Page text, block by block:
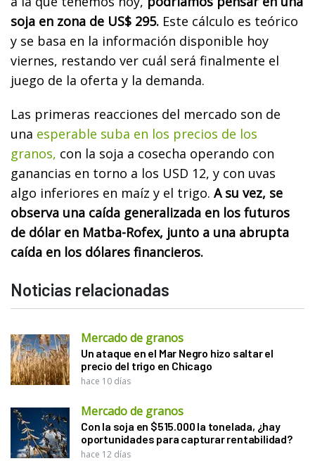
soja en zona de US$ 295. Este cálculo es teórico
y se basa en la información disponible hoy
viernes, restando ver cuál será finalmente el
juego de la oferta y la demanda.
Las primeras reacciones del mercado son de
una esperable suba en los precios de los
granos, con la soja a cosecha operando con
ganancias en torno a los USD 12, y con uvas
algo inferiores en maíz y el trigo. A su vez, se
observa una caída generalizada en los futuros
de dólar en Matba-Rofex, junto a una abrupta
caída en los dólares financieros.
Noticias relacionadas
Mercado de granos
Un ataque en el Mar Negro hizo saltar el
precio del trigo en Chicago
hace 10 días
Mercado de granos
Con la soja en $515.000 la tonelada, ¿hay
oportunidades para capturar rentabilidad?
hace 12 días